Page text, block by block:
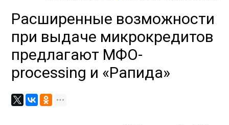
Расширенные возможности
при выдаче микрокредитов
предлагают МФО-
processing и «Рапида»